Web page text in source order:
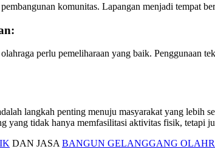
komunitas. Lapangan menjadi tempat
perlu pemeliharaan yang baik. Penggunaan
langkah penting menuju masyarakat yang lebih
yang tidak hanya memfasilitasi aktivitas fisik, tetapi
DAN JASA BANGUN GELANGGANG